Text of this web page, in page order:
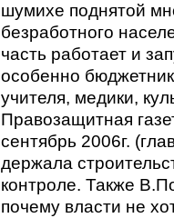
шумихе поднятой
безработного
часть работает и
особенно
учителя, медики,
Правозащитная
сентябрь 2006г.
держала
контроле. Также
почему власти не